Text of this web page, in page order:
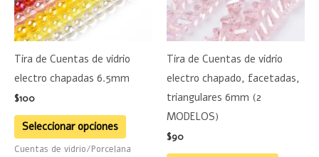
Tira de Cuentas de vidrio
electro chapadas 6.5mm
$100
Seleccionar opciones
pueden
elegir
página
Cuentas de vidrio/Porcelana
Tira de Cuentas de vidrio
electro chapado, facetadas,
triangulares 6mm (2
MODELOS)
$90
Las
pueden
elegir